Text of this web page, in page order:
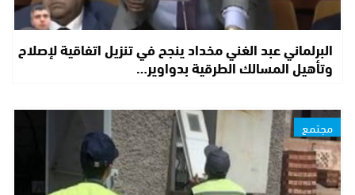
البرلماني عبد الغني مخداد ينجح في تنزيل اتفاقية لإصلاح
وتأهيل المسالك الطرقية بدواوير…
مجتمع